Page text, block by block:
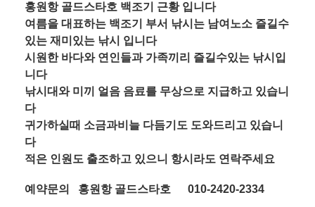
홍원항 골드스타호 백조기 근황 입니다
여름을 대표하는 백조기 부서 낚시는 남여노소 즐길수
있는 재미있는 낚시 입니다
시원한 바다와 연인들과 가족끼리 즐길수있는 낚시입
니다
낚시대와 미끼 얼음 음료를 무상으로 지급하고 있습니
다
귀가하실때 소금과비늘 다듬기도 도와드리고 있습니
다
적은 인원도 출조하고 있으니 항시라도 연락주세요
예약문의 홍원항 골드스타호 010-2420-2334